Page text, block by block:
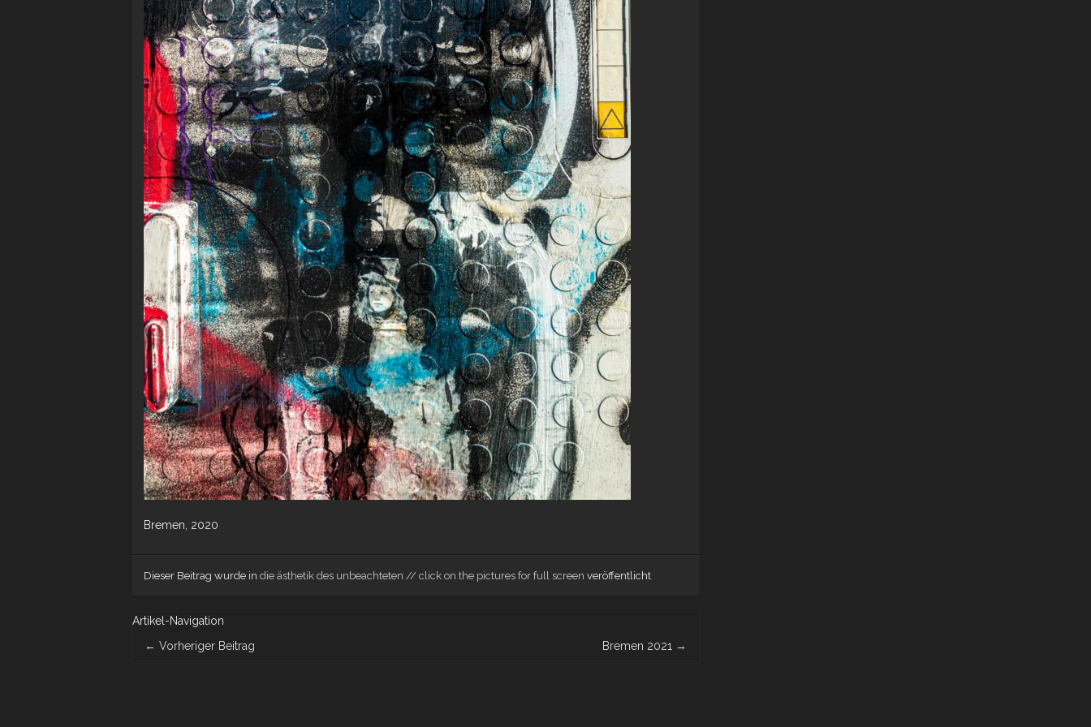
Bremen, 2020
Dieser Beitrag wurde in die ästhetik des unbeachteten // click on the pictures for full screen veröffentlicht
Artikel-Navigation
← Vorheriger Beitrag Bremen 2021 →